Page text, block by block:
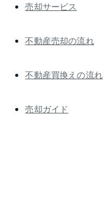
売却サービス
不動産売却の流れ
不動産買換えの流れ
売却ガイド